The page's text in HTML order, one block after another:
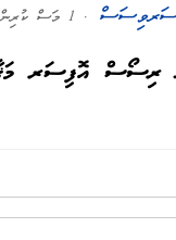
ސަރވިސަސް . 1 މަސް ކުރިން
ރިސޯސް އޮފިސަރ